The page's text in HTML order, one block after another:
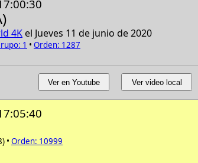
4K el Jueves 11 de junio de 2020
1 • Orden: 1287
Ver video local
Ver en Youtube
• Orden: 10999